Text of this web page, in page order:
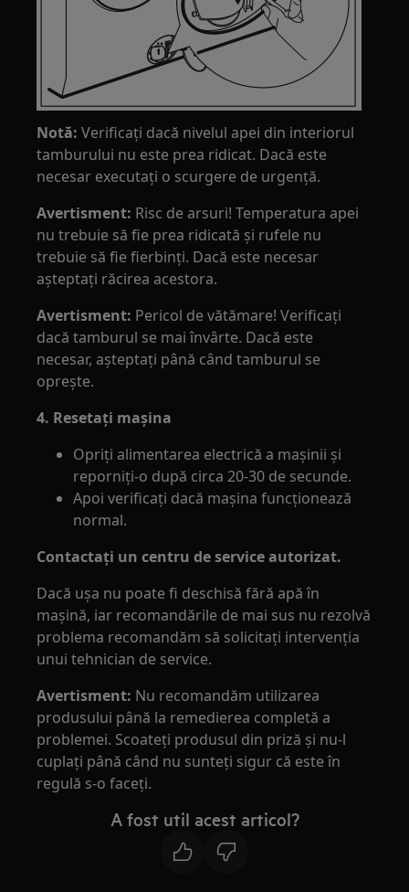
Notă: Verificaţi dacă nivelul apei din interiorul
tamburului nu este prea ridicat. Dacă este
necesar executaţi o scurgere de urgenţă.
Avertisment: Risc de arsuri! Temperatura apei
nu trebuie să fie prea ridicată și rufele nu
trebuie să fie fierbinți. Dacă este necesar
așteptați răcirea acestora.
Avertisment: Pericol de vătămare! Verificaţi
dacă tamburul se mai învârte. Dacă este
necesar, așteptați până când tamburul se
oprește.
4. Resetaţi maşina
Opriți alimentarea electrică a mașinii și
reporniți-o după circa 20-30 de secunde.
Apoi verificaţi dacă maşina funcţionează
normal.
Contactați un centru de service autorizat.
Dacă uşa nu poate fi deschisă fără apă în
maşină, iar recomandările de mai sus nu rezolvă
problema recomandăm să solicitaţi intervenţia
unui tehnician de service.
Avertisment: Nu recomandăm utilizarea
produsului până la remedierea completă a
problemei. Scoateţi produsul din priză şi nu-l
cuplaţi până când nu sunteţi sigur că este în
regulă s-o faceţi.
A fost util acest articol?